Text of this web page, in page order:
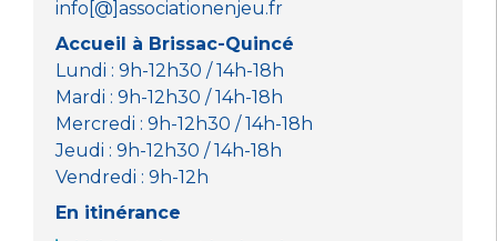
info[@]associationenjeu.fr
Accueil à Brissac-Quincé
Lundi : 9h-12h30 / 14h-18h
Mardi : 9h-12h30 / 14h-18h
Mercredi : 9h-12h30 / 14h-18h
Jeudi : 9h-12h30 / 14h-18h
Vendredi : 9h-12h
En itinérance